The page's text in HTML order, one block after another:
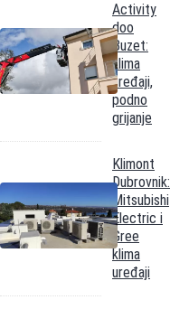
Activity
doo
Buzet:
klima
uređaji,
podno
grijanje
Klimont
Dubrovnik:
Mitsubishi
Electric i
Gree
klima
uređaji